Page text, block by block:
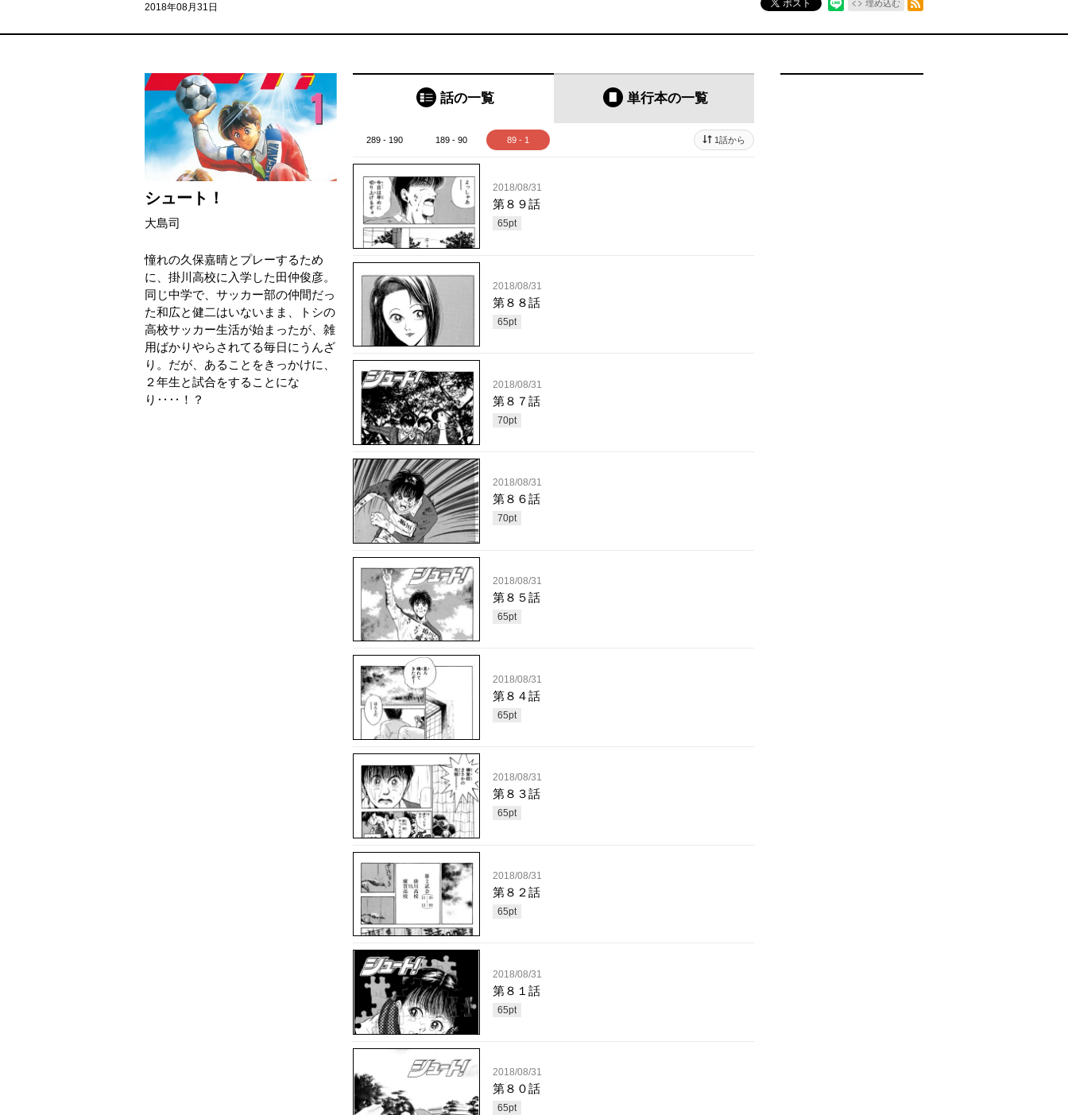
2018年08月31日 ポスト 埋め込む
シュート！
大島司
憧れの久保嘉晴とプレーするため
に、掛川高校に入学した田仲俊彦。
同じ中学で、サッカー部の仲間だっ
た和広と健二はいないまま、トシの
高校サッカー生活が始まったが、雑
用ばかりやらされてる毎日にうんざ
り。だが、あることをきっかけに、
２年生と試合をすることにな
り‥‥！？
話の一覧 単行本の一覧
289 - 190 189 - 90 89 - 1 1話から
2018/08/31
第８９話
65pt
2018/08/31
第８８話
65pt
2018/08/31
第８７話
70pt
2018/08/31
第８６話
70pt
2018/08/31
第８５話
65pt
2018/08/31
第８４話
65pt
2018/08/31
第８３話
65pt
2018/08/31
第８２話
65pt
2018/08/31
第８１話
65pt
2018/08/31
第８０話
65pt